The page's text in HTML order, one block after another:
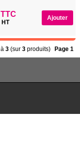
HT
à3 (sur3 produits) Page 1